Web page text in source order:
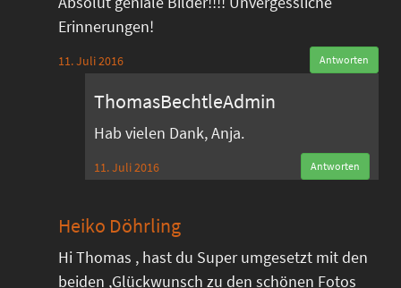
Erinnerungen!
11. Juli 2016 Antworten
ThomasBechtleAdmin
Hab vielen Dank, Anja.
11. Juli 2016 Antworten
Heiko Döhrling
Hi Thomas , hast du Super umgesetzt mit den
beiden ,Glückwunsch zu den schönen Fotos